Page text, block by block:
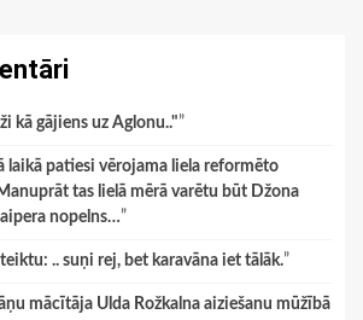
kā gājiens uz Aglonu.."”
laikā patiesi vērojama liela reformēto
tas lielā mērā varētu būt Džona
nopelns…”
teiktu: .. suņi rej, bet karavāna iet tālāk.”
mācītāja Ulda Rožkalna aiziešanu mūžībā